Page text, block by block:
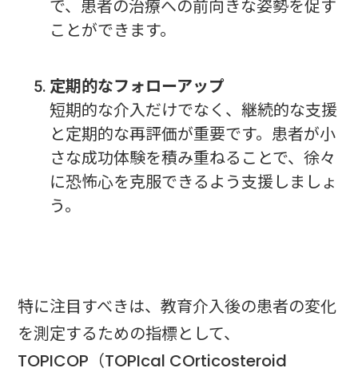
で、患者の治療への前向きな姿勢を促す
ことができます。
定期的なフォローアップ
短期的な介入だけでなく、継続的な支援
と定期的な再評価が重要です。患者が小
さな成功体験を積み重ねることで、徐々
に恐怖心を克服できるよう支援しましょ
う。
特に注目すべきは、教育介入後の患者の変化
を測定するための指標として、
TOPICOP（TOPIcal COrticosteroid